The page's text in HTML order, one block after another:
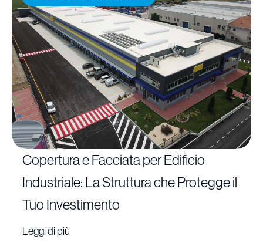
Copertura e Facciata per Edificio
Industriale: La Struttura che Protegge il
Tuo Investimento
Leggi di più